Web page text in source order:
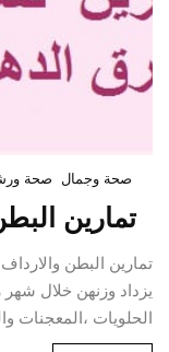
صحة وجمال صحة
تمارين
تمارين البطن
يزداد وزنهن خلال
الحلويات